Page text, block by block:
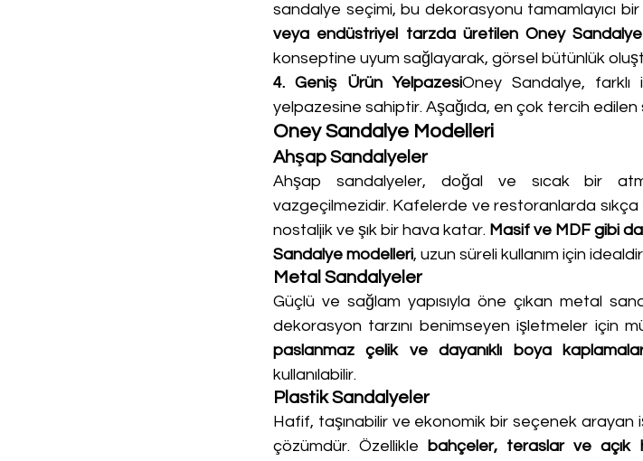
sandalye seçimi, bu dekorasyonu tamamlayıcı
veya endüstriyel tarzda üretilen Oney
konseptine uyum sağlayarak, görsel bütünlük
4. Geniş Ürün YelpazesiOney Sandalye,
yelpazesine sahiptir. Aşağıda, en çok tercih
Oney Sandalye Modelleri
Ahşap Sandalyeler
Ahşap sandalyeler, doğal ve sıcak bir
vazgeçilmezidir. Kafelerde ve restoranlarda
nostaljik ve şık bir hava katar. Masif ve MDF gibi
Sandalye modelleri, uzun süreli kullanım için
Metal Sandalyeler
Güçlü ve sağlam yapısıyla öne çıkan metal
paslanmaz çelik ve dayanıklı boya
kullanılabilir.
Plastik Sandalyeler
Hafif, taşınabilir ve ekonomik bir seçenek
çözümdür. Özellikle bahçeler, teraslar ve açık